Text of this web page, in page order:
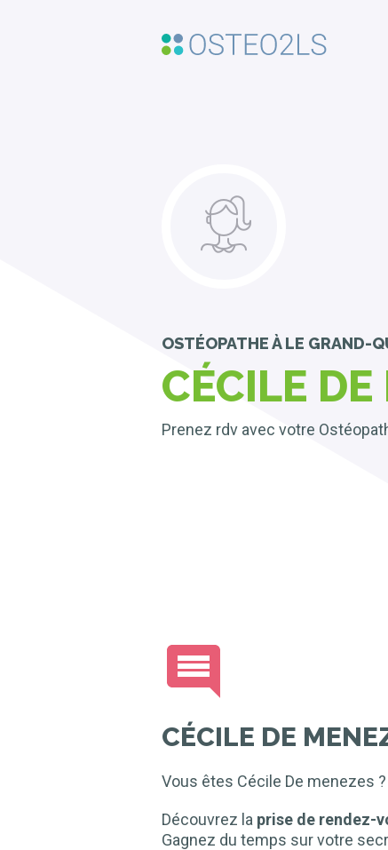
OSTÉOPATHEÀ LE GRAND-
CÉCILE
Prenez rdv avec votre
CÉCILE DE
Vous êtes Cécile De menezes ?
Découvrez la prise de rendez-
Gagnez du temps sur votre